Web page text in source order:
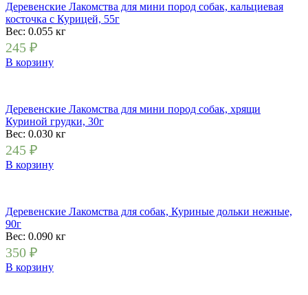
Деревенские Лакомства для мини пород собак, кальциевая
косточка с Курицей, 55г
Вес: 0.055 кг
245 ₽
В корзину
Деревенские Лакомства для мини пород собак, хрящи
Куриной грудки, 30г
Вес: 0.030 кг
245 ₽
В корзину
Деревенские Лакомства для собак, Куриные дольки нежные,
90г
Вес: 0.090 кг
350 ₽
В корзину